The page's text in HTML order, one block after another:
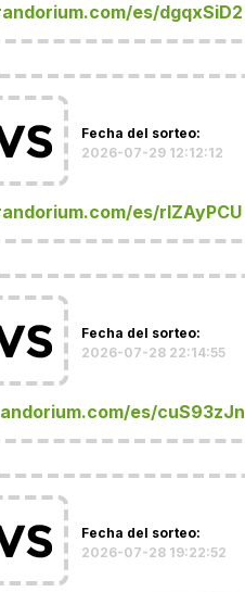
es/dgqxSiD2
Fecha del sorteo:
2026-07-29 12:12:12
es/rIZAyPCU
Fecha del sorteo:
2026-07-28 22:14:55
es/cuS93zJn
Fecha del sorteo:
2026-07-28 19:22:52